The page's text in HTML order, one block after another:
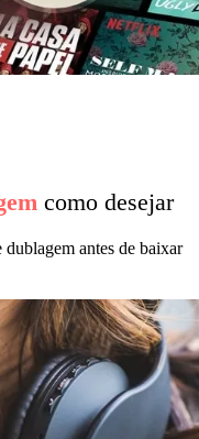
como desejar
antes de baixar